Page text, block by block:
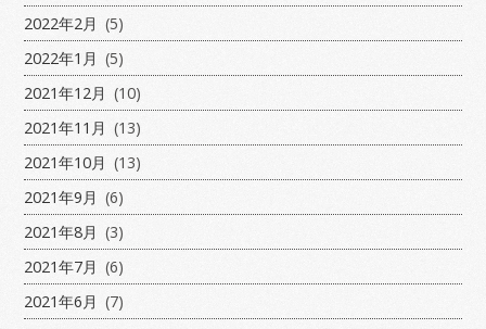
2022年2月 (5)
2022年1月 (5)
2021年12月 (10)
2021年11月 (13)
2021年10月 (13)
2021年9月 (6)
2021年8月 (3)
2021年7月 (6)
2021年6月 (7)